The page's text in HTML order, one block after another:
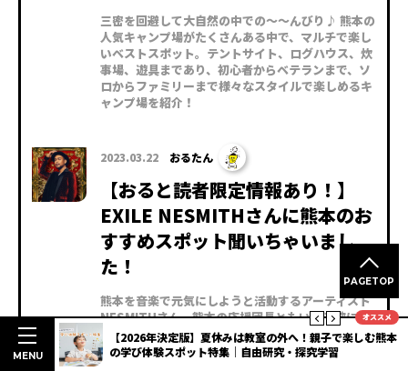
三密を回避して大自然の中での〜〜んびり♪ 熊本の
人気キャンプ場がたくさんある中で、マルチで楽し
いベストスポット。テントサイト、ログハウス、炊
事場、遊具まであり、初心者からベテランまで、ソ
ロからファミリーまで様々なスタイルで楽しめるキ
ャンプ場を紹介！
2023.03.22 おるたん
【おると読者限定情報あり！】
EXILE NESMITHさんに熊本のお
すすめスポット聞いちゃいまし
た！
熊本を音楽で元気にしようと活動するアーティスト
NESMITHさん。熊本の応援団長ともいえる彼に熊
本のいいところ、おすすめスポットを聞くことがで
きました！ そして、彼がVJを務める音楽番組
『NES-FES.』で熊本をもっと！もっと！盛り上げ
PAGETOP
オススメ
む熊本
夏休みの体験におススメ！八代の食を満喫する「ヤツシロ
ディープスタンプラリー」開催【熊本DC】
MENU